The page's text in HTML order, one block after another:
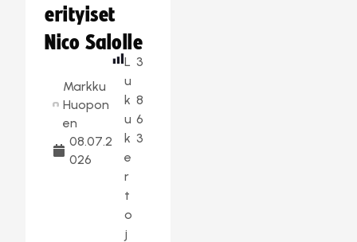
erityiset
Nico Salolle
Markku
Huopon
en
08.07.2
026
L
u
k
u
k
e
r
t
o
j
3
8
6
3